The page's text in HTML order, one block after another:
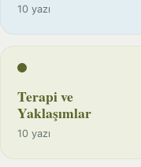
10 yazı
Terapi ve
Yaklaşımlar
10 yazı